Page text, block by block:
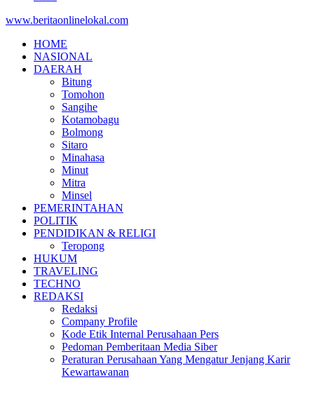
www.beritaonlinelokal.com
HOME
NASIONAL
DAERAH
Bitung
Tomohon
Sangihe
Kotamobagu
Bolmong
Sitaro
Minahasa
Minut
Mitra
Minsel
PEMERINTAHAN
POLITIK
PENDIDIKAN & RELIGI
Teropong
HUKUM
TRAVELING
TECHNO
REDAKSI
Redaksi
Company Profile
Kode Etik Internal Perusahaan Pers
Pedoman Pemberitaan Media Siber
Peraturan Perusahaan Yang Mengatur Jenjang Karir
Kewartawanan